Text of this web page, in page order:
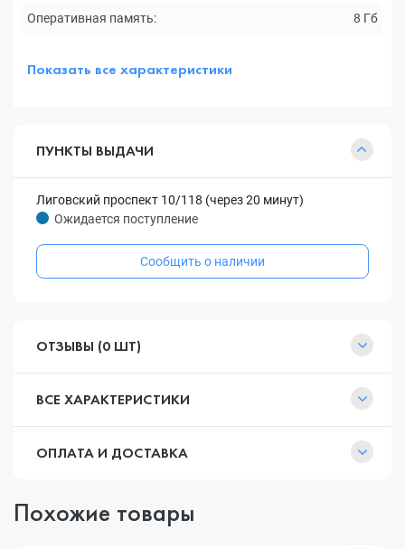
Оперативная память: 8 Гб
Показать все характеристики
ПУНКТЫ ВЫДАЧИ
Лиговский проспект 10/118 (через 20 минут)
Ожидается поступление
Сообщить о наличии
ОТЗЫВЫ (0 ШТ)
ВСЕ ХАРАКТЕРИСТИКИ
ОПЛАТА И ДОСТАВКА
Похожие товары